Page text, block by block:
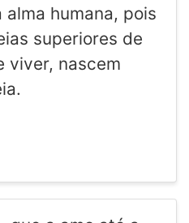
humana, pois
superiores de
viver, nascem